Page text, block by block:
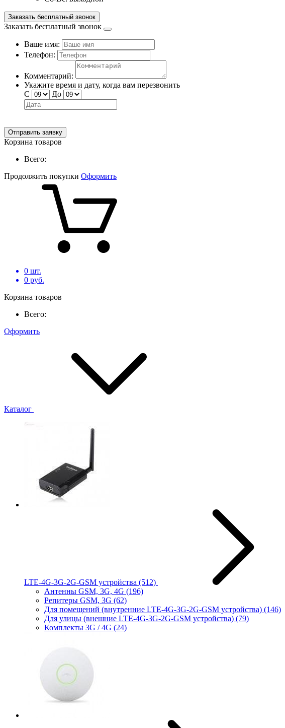
Заказать бесплатный звонок
Заказать бесплатный звонок
Ваше имя:
Телефон:
Комментарий:
Укажите время и дату, когда вам перезвонить
С
До
Отправить заявку
Корзина товаров
Всего:
Продолжить покупки Оформить
0 шт.
0 руб.
Корзина товаров
Всего:
Оформить
Каталог
LTE-4G-3G-2G-GSM устройства (512)
Антенны GSM, 3G, 4G (196)
Репитеры GSM, 3G (62)
Для помещений (внутренние LTE-4G-3G-2G-GSM устройства) (146)
Для улицы (внешние LTE-4G-3G-2G-GSM устройства) (79)
Комплекты 3G / 4G (24)